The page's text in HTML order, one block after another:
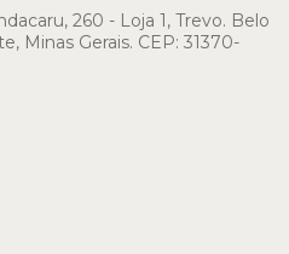
260 - Loja 1, Trevo. Belo
Minas Gerais. CEP: 31370-